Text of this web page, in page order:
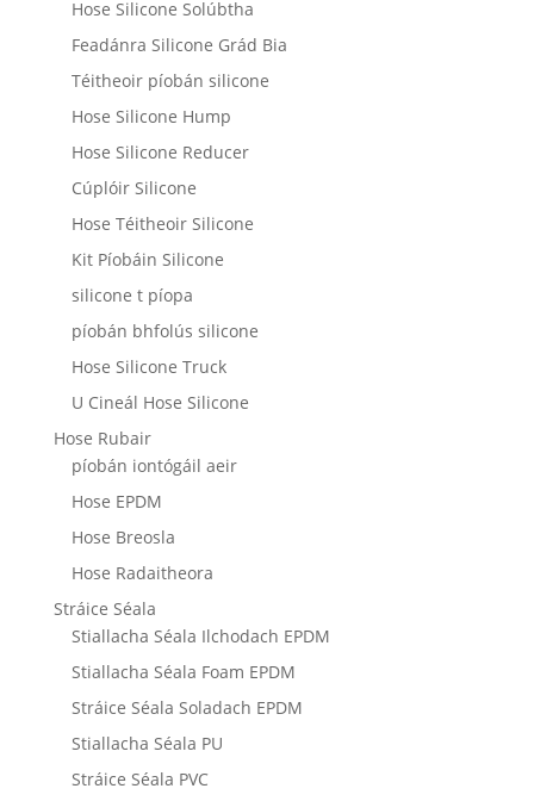
Hose Silicone Solúbtha
Feadánra Silicone Grád Bia
Téitheoir píobán silicone
Hose Silicone Hump
Hose Silicone Reducer
Cúplóir Silicone
Hose Téitheoir Silicone
Kit Píobáin Silicone
silicone t píopa
píobán bhfolús silicone
Hose Silicone Truck
U Cineál Hose Silicone
Hose Rubair
píobán iontógáil aeir
Hose EPDM
Hose Breosla
Hose Radaitheora
Stráice Séala
Stiallacha Séala Ilchodach EPDM
Stiallacha Séala Foam EPDM
Stráice Séala Soladach EPDM
Stiallacha Séala PU
Stráice Séala PVC